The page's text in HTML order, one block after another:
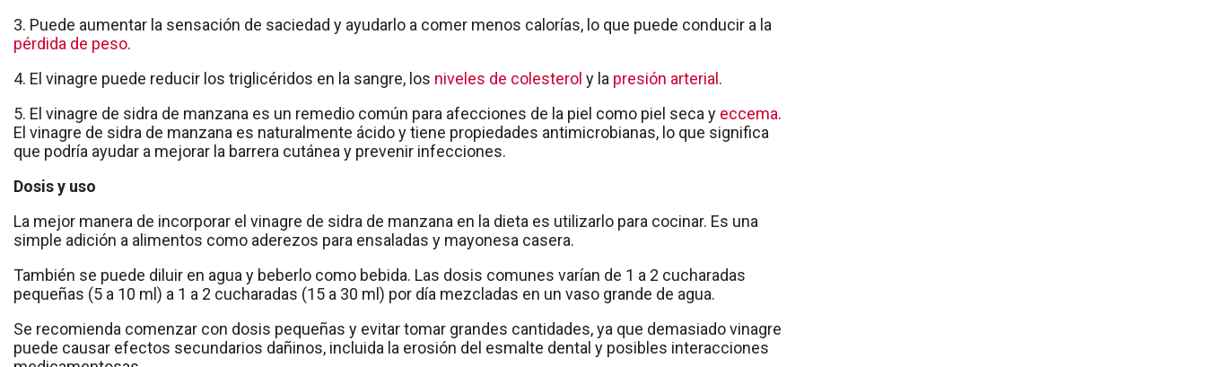
3. Puede aumentar la sensación de saciedad y ayudarlo a comer menos calorías, lo que puede conducir a la
pérdida de peso.
4. El vinagre puede reducir los triglicéridos en la sangre, los niveles de colesterol y la presión arterial.
5. El vinagre de sidra de manzana es un remedio común para afecciones de la piel como piel seca y eccema.
El vinagre de sidra de manzana es naturalmente ácido y tiene propiedades antimicrobianas, lo que significa
que podría ayudar a mejorar la barrera cutánea y prevenir infecciones.
Dosis y uso
La mejor manera de incorporar el vinagre de sidra de manzana en la dieta es utilizarlo para cocinar. Es una
simple adición a alimentos como aderezos para ensaladas y mayonesa casera.
También se puede diluir en agua y beberlo como bebida. Las dosis comunes varían de 1 a 2 cucharadas
pequeñas (5 a 10 ml) a 1 a 2 cucharadas (15 a 30 ml) por día mezcladas en un vaso grande de agua.
Se recomienda comenzar con dosis pequeñas y evitar tomar grandes cantidades, ya que demasiado vinagre
puede causar efectos secundarios dañinos, incluida la erosión del esmalte dental y posibles interacciones